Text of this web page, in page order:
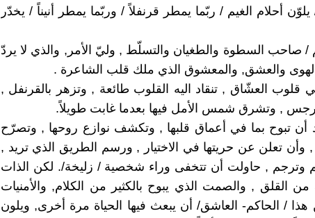
أحلام الغيم / ربّما يمطر قرنفلاً / وربّما يمطر أنيناً / يخدّر
/ صاحب السطوة والطغيان والتسلّط , وليّ الأمر, والذي لا يردّ
والعشق, والمعشوق الذي ملك قلب الشاعرة .
العشّاق , تنقاد اليه القلوب طائعة , وتزهر بالقرنفل ,
, وتشرق شمس الأمل فيها بعدما غابت طويلاً.
أن تبوح بما في أعماق قلبها , وتكشف نوازع روحها , وتصرّح
, وأن تعلن عن حريتها في الاختيار , ورسم الطريق الذي تريد ,
وترجم , حاولت أن تتخفى وراء شخصية / زليخة/. لكن الذات
القلق , والصمت الذي يبوح بالكثير من الكلام, والأمنيات
هذا / الحاكم- العاشق/ أن يبعث فيها الحياة مرة أخرى, ويلون